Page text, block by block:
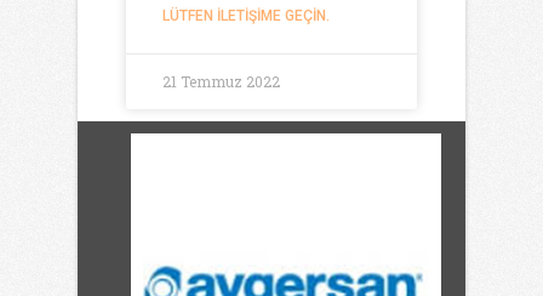
LÜTFEN ILETIŞIME GEÇIN.
21 Temmuz 2022